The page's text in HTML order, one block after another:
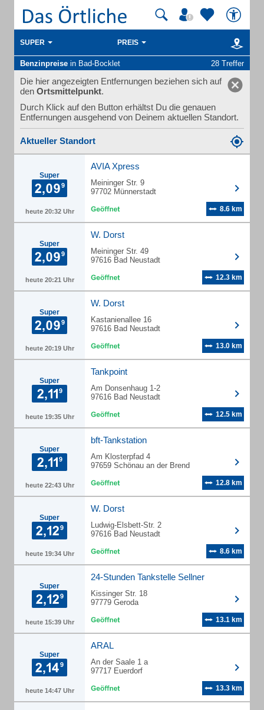
SUPER PREIS
Benzinpreise in Bad-Bocklet 28 Treffer
Die hier angezeigten Entfernungen beziehen sich auf
den Ortsmittelpunkt.
Durch Klick auf den Button erhältst Du die genauen
Entfernungen ausgehend von Deinem aktuellen Standort.
Aktueller Standort
Super
heute 20:32 Uhr
AVIA Xpress
Meininger Str. 9
97702 Münnerstadt
8.6 km
Super
heute 20:21 Uhr
W. Dorst
Meininger Str. 49
97616 Bad Neustadt
12.3 km
Super
heute 20:19 Uhr
W. Dorst
Kastanienallee 16
97616 Bad Neustadt
13.0 km
Super
heute 19:35 Uhr
Tankpoint
Am Donsenhaug 1-2
97616 Bad Neustadt
12.5 km
Super
heute 22:43 Uhr
bft-Tankstation
Am Klosterpfad 4
97659 Schönau an der Brend
12.8 km
Super
heute 19:34 Uhr
W. Dorst
Ludwig-Elsbett-Str. 2
97616 Bad Neustadt
8.6 km
Super
heute 15:39 Uhr
24-Stunden Tankstelle Sellner
Kissinger Str. 18
97779 Geroda
13.1 km
Super
heute 14:47 Uhr
ARAL
An der Saale 1 a
97717 Euerdorf
13.3 km